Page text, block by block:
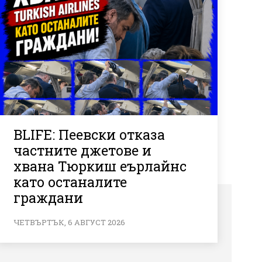
BLIFE: Пеевски отказа
частните джетове и
хвана Тюркиш еърлайнс
като останалите
граждани
ЧЕТВЪРТЪК, 6 АВГУСТ 2026